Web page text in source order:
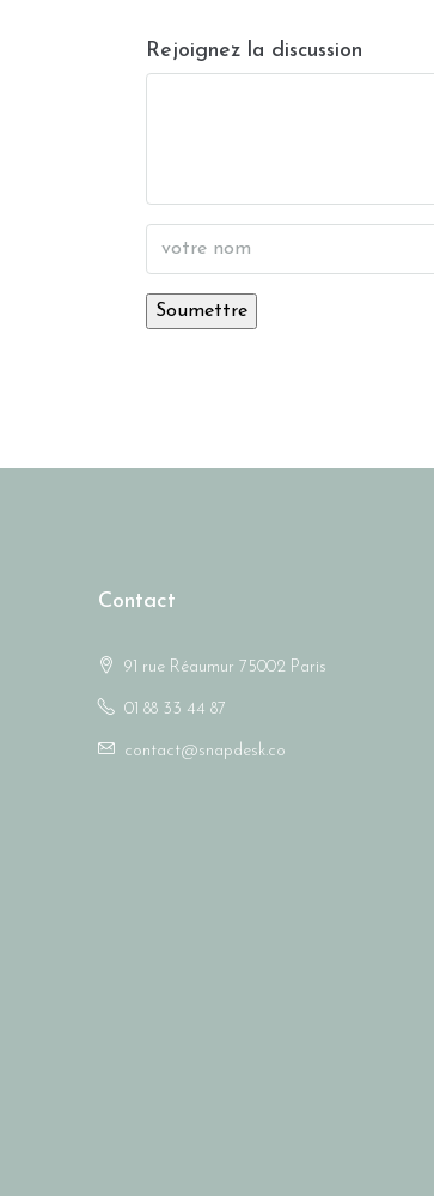
Rejoignez la discussion
Contact
91 rue Réaumur 75002 Paris
01 88 33 44 87
contact@snapdesk.co